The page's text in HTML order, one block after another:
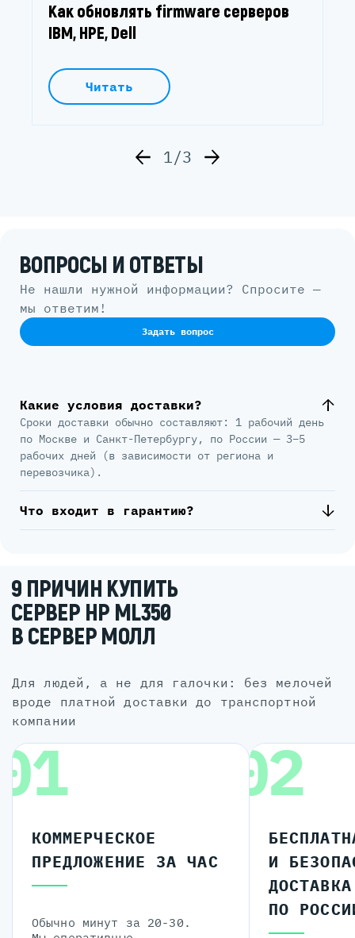
Как обновлять firmware серверов
IBM, HPE, Dell
Читать
1/3
ВОПРОСЫ И ОТВЕТЫ
Не нашли нужной информации? Спросите —
мы ответим!
Задать вопрос
Какие условия доставки?
Сроки доставки обычно составляют: 1 рабочий день
по Москве и Санкт-Петербургу, по России — 3–5
рабочих дней (в зависимости от региона и
перевозчика).
Что входит в гарантию?
9 ПРИЧИН КУПИТЬ
СЕРВЕР HP ML350
В СЕРВЕР МОЛЛ
для людей, а не для галочки: без мелочей
вроде платной доставки до транспортной
компании
КОММЕРЧЕСКОЕ
ПРЕДЛОЖЕНИЕ ЗА ЧАС
Обычно минут за 20-30.
02
И
ДОСТАВКА
ПО